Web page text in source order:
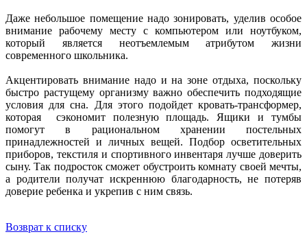
Даже небольшое помещение надо зонировать, уделив особое
внимание рабочему месту с компьютером или ноутбуком,
который является неотъемлемым атрибутом жизни
современного школьника.
Акцентировать внимание надо и на зоне отдыха, поскольку
быстро растущему организму важно обеспечить подходящие
условия для сна. Для этого подойдет кровать-трансформер,
которая сэкономит полезную площадь. Ящики и тумбы
помогут в рациональном хранении постельных
принадлежностей и личных вещей. Подбор осветительных
приборов, текстиля и спортивного инвентаря лучше доверить
сыну. Так подросток сможет обустроить комнату своей мечты,
а родители получат искреннюю благодарность, не потеряв
доверие ребенка и укрепив с ним связь.
Возврат к списку